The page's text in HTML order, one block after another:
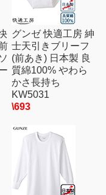
グンゼ 快適工房 紳
士天引きブリーフ
(前あき) 日本製 良
質綿100% やわら
かさ長持ち
KW5031
\693